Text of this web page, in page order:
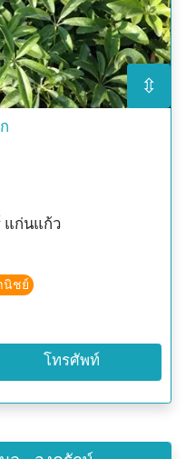
⇳
แก่นแก้ว
นิชย์
โทรศัพท์